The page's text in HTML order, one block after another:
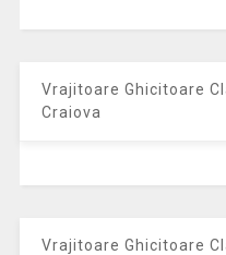
Vrajitoare Ghicitoare
Craiova
Vrajitoare Ghicitoare